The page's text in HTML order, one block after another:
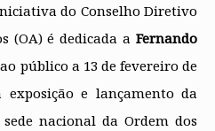
do Conselho Diretivo
(OA) é dedicada a Fernando
público a 13 de fevereiro de
exposição e lançamento da
nacional da Ordem dos